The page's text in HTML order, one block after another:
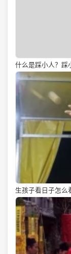
什么是踩小人？踩
生孩子看日子怎么